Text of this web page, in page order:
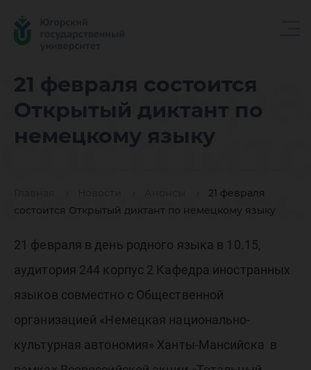
21 февраля состоится
Открытый диктант по
немецкому языку
21 февраля
состоится Открытый диктант по немецкому языку
21
21 февраля в день родного языка в 10.15,
аудитория 244 корпус 2 Кафедра иностранных
языков совместно с Общественной
организацией «Немецкая национально-
культурная автономия» Ханты-Мансийска в